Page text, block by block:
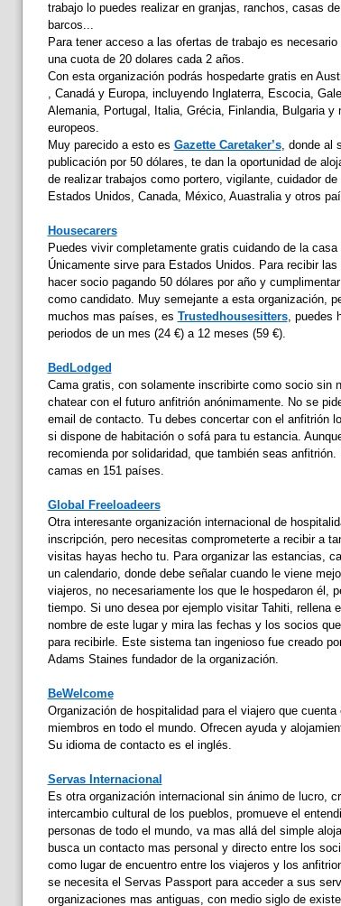
trabajo lo puedes realizar en granjas, ranchos, casas
barcos...
Para tener acceso a las ofertas de trabajo es
una cuota de 20 dolares cada 2 años.
Con esta organización podrás hospedarte gratis en
, Canadá y Europa, incluyendo Inglaterra, Escocia,
Alemania, Portugal, Italia, Grécia, Finlandia, Bulgaria y
europeos.
Muy parecido a esto es Gazette Caretaker’s, donde al
publicación por 50 dólares, te dan la oportunidad de
de realizar trabajos como portero, vigilante, cuidador
Estados Unidos, Canada, México, Auastralia y otros
Housecarers
Puedes vivir completamente gratis cuidando de la
Únicamente sirve para Estados Unidos. Para recibir
hacer socio pagando 50 dólares por año y
como candidato. Muy semejante a esta organización,
muchos mas países, es Trustedhousesitters, puedes
periodos de un mes (24 €) a 12 meses (59 €).
BedLodged
Cama gratis, con solamente inscribirte como socio sin
chatear con el futuro anfitrión anónimamente. No se
email de contacto. Tu debes concertar con el anfitrión
si dispone de habitación o sofá para tu estancia.
recomienda por solidaridad, que también seas anfitrión.
camas en 151 países.
Global Freeloadeers
Otra interesante organización internacional de
inscripción, pero necesitas comprometerte a recibir a
visitas hayas hecho tu. Para organizar las estancias,
un calendario, donde debe señalar cuando le viene
viajeros, no necesariamente los que le hospedaron él,
tiempo. Si uno desea por ejemplo visitar Tahiti, rellena
nombre de este lugar y mira las fechas y los socios
para recibirle. Este sistema tan ingenioso fue creado
Adams Staines fundador de la organización.
BeWelcome
Organización de hospitalidad para el viajero que
miembros en todo el mundo. Ofrecen ayuda y
Su idioma de contacto es el inglés.
Servas Internacional
Es otra organización internacional sin ánimo de lucro,
intercambio cultural de los pueblos, promueve el
personas de todo el mundo, va mas allá del simple
busca un contacto mas personal y directo entre los
como lugar de encuentro entre los viajeros y los
se necesita el Servas Passport para acceder a sus
organizaciones mas antiguas, con medio siglo de